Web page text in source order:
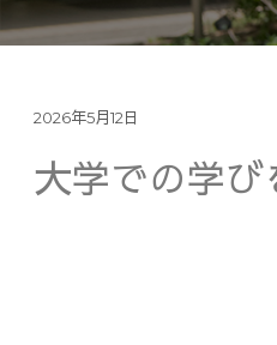
2026年5月12日
大学での学